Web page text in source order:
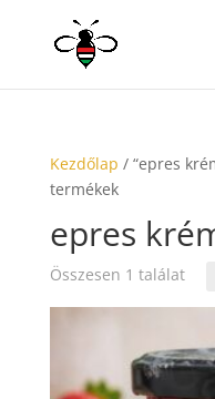
Kezdőlap / “epres
termékek
epres
Összesen 1 találat